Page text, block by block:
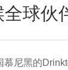
球伙
尼黑的